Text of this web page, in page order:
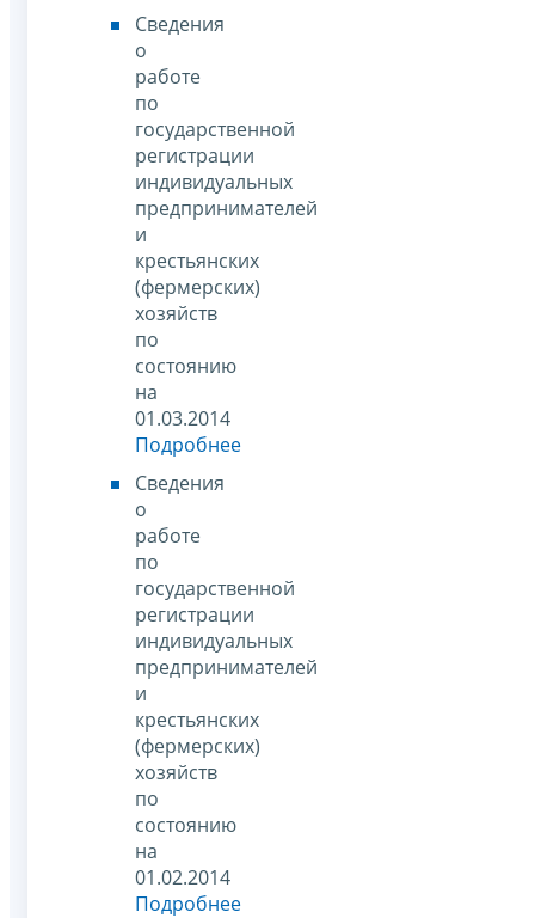
Сведения
о
работе
по
государственной
регистрации
индивидуальных
предпринимателей
и
крестьянских
(фермерских)
хозяйств
по
состоянию
на
01.03.2014
Подробнее
Сведения
о
работе
по
государственной
регистрации
индивидуальных
предпринимателей
и
крестьянских
(фермерских)
хозяйств
по
состоянию
на
01.02.2014
Подробнее